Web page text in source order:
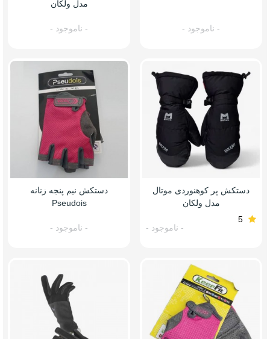
- ناموجود -
مدل ولکان
- ناموجود -
دستکش پر کوهنوردی موتال
مدل ولکان
5
- ناموجود -
دستکش نیم پنجه زنانه
Pseudois
- ناموجود -